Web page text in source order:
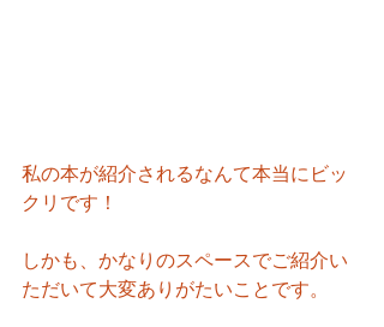
私の本が紹介されるなんて本当にビッ
クリです！
しかも、かなりのスペースでご紹介い
ただいて大変ありがたいことです。